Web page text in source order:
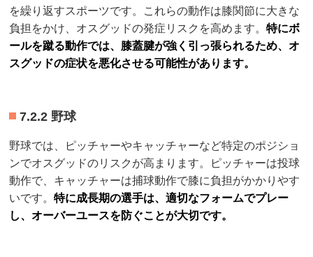
を繰り返すスポーツです。これらの動作は膝関節に大きな
負担をかけ、オスグッドの発症リスクを高めます。特にボ
ールを蹴る動作では、膝蓋腱が強く引っ張られるため、オ
スグッドの症状を悪化させる可能性があります。
7.2.2 野球
野球では、ピッチャーやキャッチャーなど特定のポジショ
ンでオスグッドのリスクが高まります。ピッチャーは投球
動作で、キャッチャーは捕球動作で膝に負担がかかりやす
いです。特に成長期の選手は、適切なフォームでプレー
し、オーバーユースを防ぐことが大切です。